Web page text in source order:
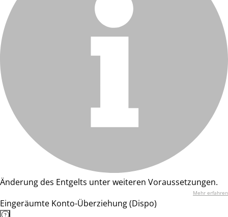
Änderung des Entgelts unter weiteren Voraussetzungen.
Mehr erfahren
Eingeräumte Konto-Überziehung (Dispo)